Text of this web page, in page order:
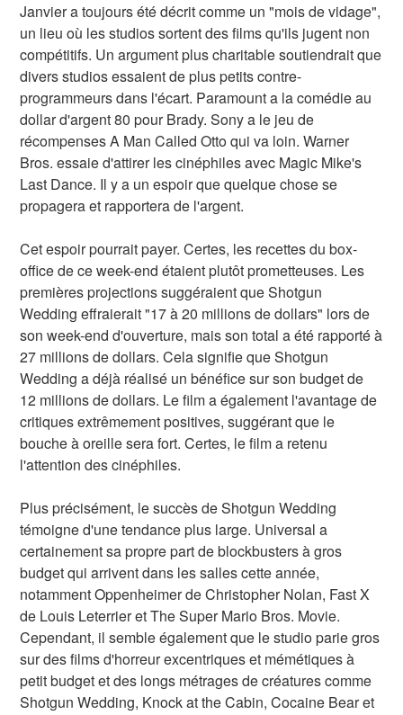
Janvier a toujours été décrit comme un "mois de vidage",
un lieu où les studios sortent des films qu'ils jugent non
compétitifs. Un argument plus charitable soutiendrait que
divers studios essaient de plus petits contre-
programmeurs dans l'écart. Paramount a la comédie au
dollar d'argent 80 pour Brady. Sony a le jeu de
récompenses A Man Called Otto qui va loin. Warner
Bros. essaie d'attirer les cinéphiles avec Magic Mike's
Last Dance. Il y a un espoir que quelque chose se
propagera et rapportera de l'argent.
Cet espoir pourrait payer. Certes, les recettes du box-
office de ce week-end étaient plutôt prometteuses. Les
premières projections suggéraient que Shotgun
Wedding effraierait "17 à 20 millions de dollars" lors de
son week-end d'ouverture, mais son total a été rapporté à
27 millions de dollars. Cela signifie que Shotgun
Wedding a déjà réalisé un bénéfice sur son budget de
12 millions de dollars. Le film a également l'avantage de
critiques extrêmement positives, suggérant que le
bouche à oreille sera fort. Certes, le film a retenu
l'attention des cinéphiles.
Plus précisément, le succès de Shotgun Wedding
témoigne d'une tendance plus large. Universal a
certainement sa propre part de blockbusters à gros
budget qui arrivent dans les salles cette année,
notamment Oppenheimer de Christopher Nolan, Fast X
de Louis Leterrier et The Super Mario Bros. Movie.
Cependant, il semble également que le studio parie gros
sur des films d'horreur excentriques et mémétiques à
petit budget et des longs métrages de créatures comme
Shotgun Wedding, Knock at the Cabin, Cocaine Bear et